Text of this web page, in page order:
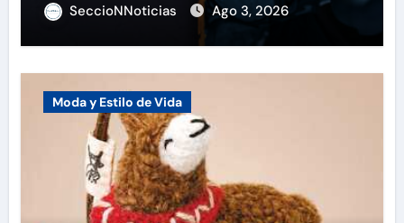
SeccioNNoticias Ago 3, 2026
Moda y Estilo de Vida